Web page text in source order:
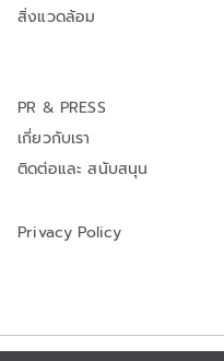
สิ่งแวดล้อม
PR & PRESS
เกี่ยวกับเรา
ติดต่อและ สนับสนุน
Privacy Policy